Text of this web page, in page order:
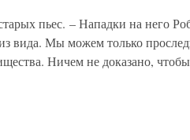
пьес. – Нападки на него
вида. Мы можем только
Ничем не доказано,